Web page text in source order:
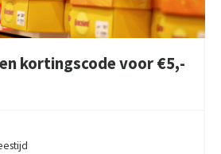
kortingscode voor €5,-